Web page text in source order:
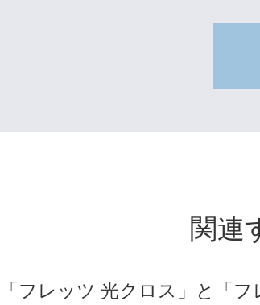
関連
「フレッツ 光クロス」と「